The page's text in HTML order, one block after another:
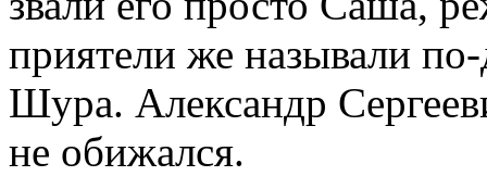
приятели же называли
Шура. Александр
не обижался.